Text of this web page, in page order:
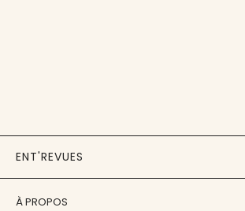
ENT'REVUES
À PROPOS